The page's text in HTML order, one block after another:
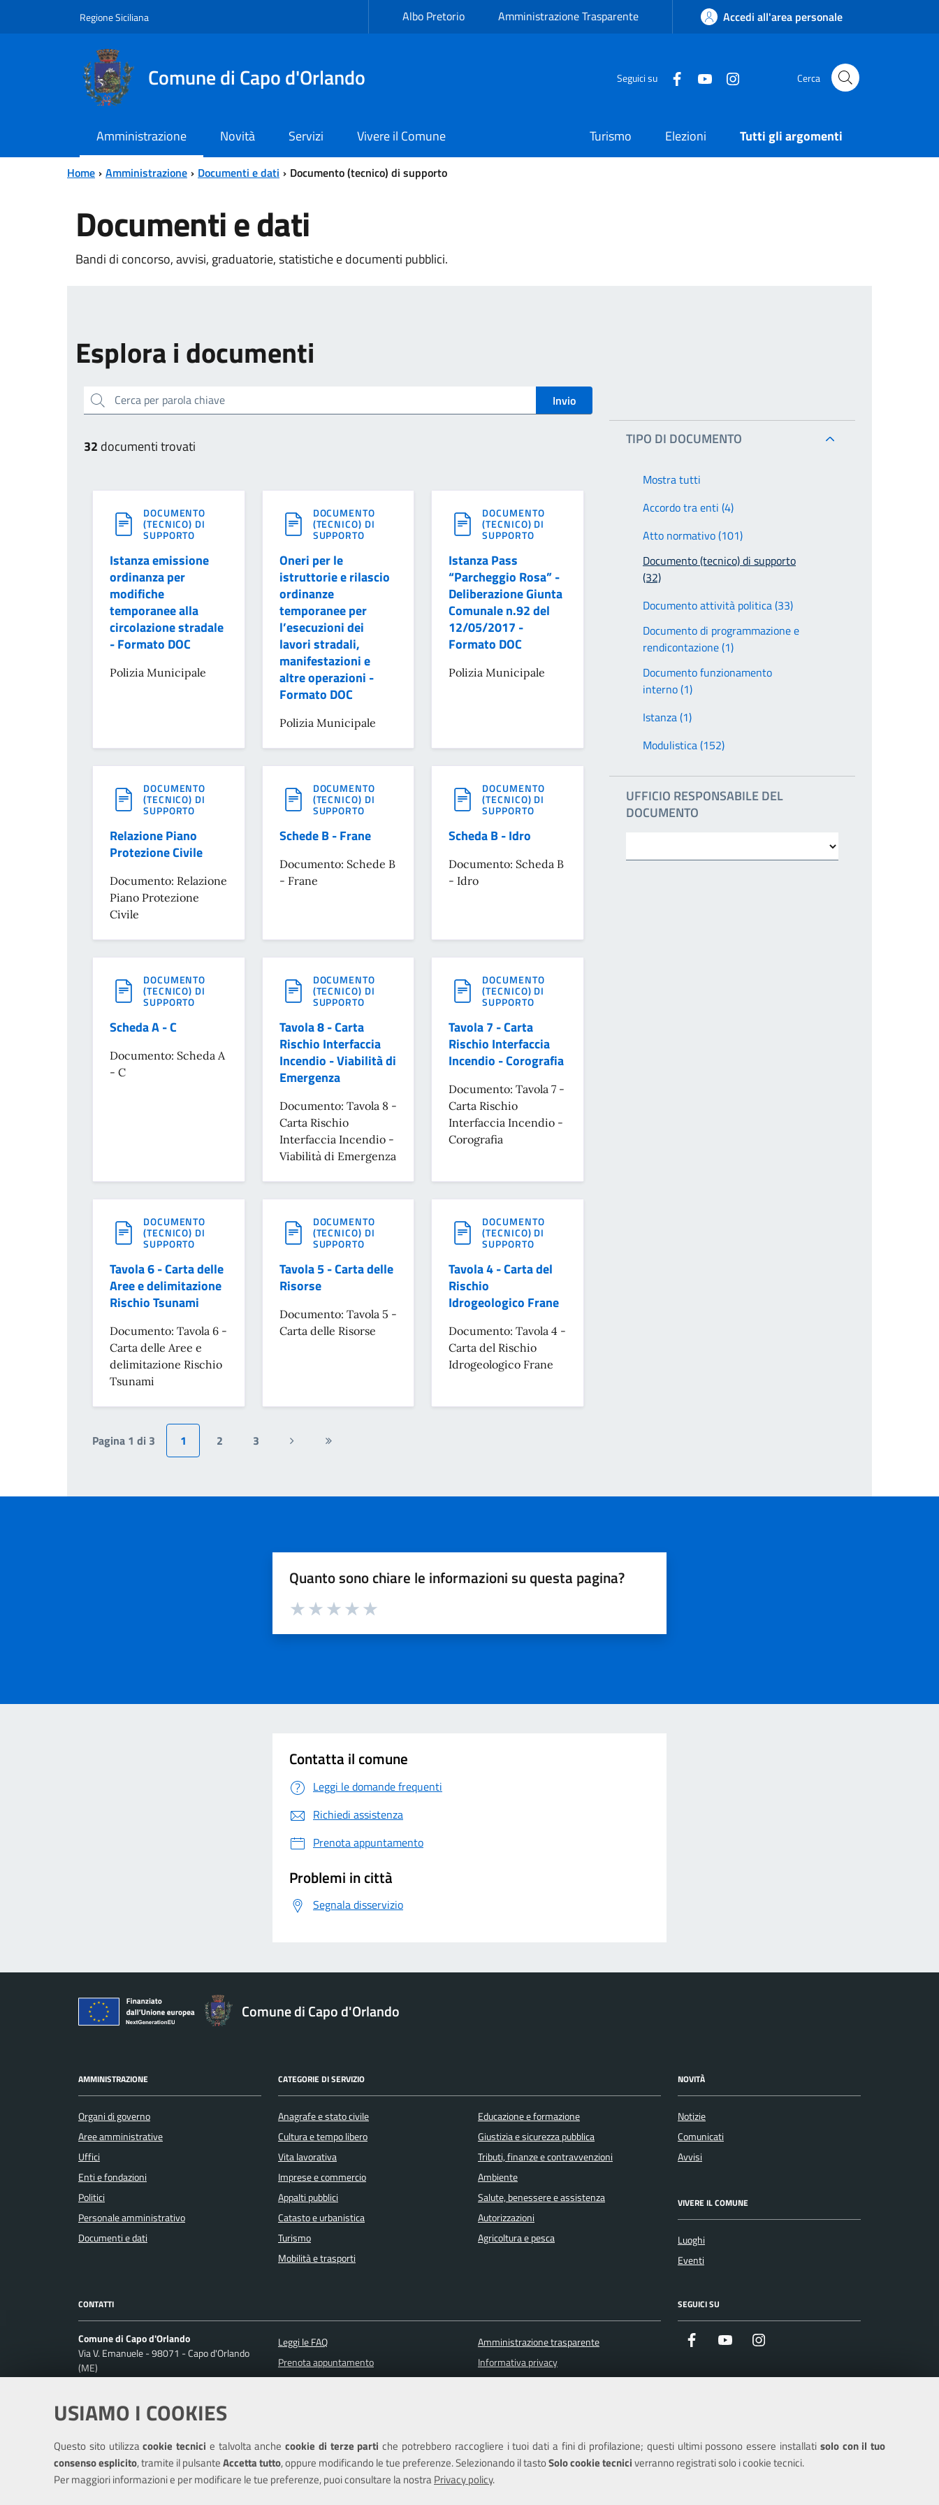
USIAMO I COOKIES
Questo sito utilizzacookie tecnici e talvolta anchecookie di terze parti che potrebbero raccogliere i tuoi dati a fini di profilazione; questi ultimi possono essere installati solo con il tuo
consenso esplicito, tramite il pulsanteAccetta tutto, oppure modificando le tue preferenze. Selezionando il tastoSolo cookie tecniciverranno registrati solo i cookie tecnici.
Per maggiori informazioni e per modificare le tue preferenze, puoi consultare la nostraPrivacy policy.
Regione Siciliana Albo Pretorio Amministrazione Trasparente Accedi all'area personale
Comune di Capo d'Orlando Seguici su Cerca
Amministrazione Novità Servizi Vivere il Comune Turismo Elezioni Tutti gli argomenti
Home Amministrazione Documenti e dati Documento (tecnico) di supporto
Documenti e dati
Bandi di concorso, avvisi, graduatorie, statistiche e documenti pubblici.
Esplora i documenti
Cerca per parola chiave
32 documenti trovati
DOCUMENTO
(TECNICO) DI
SUPPORTO
Istanza emissione
ordinanza per
modifiche
temporanee alla
circolazione stradale
- Formato DOC
Polizia Municipale
DOCUMENTO
(TECNICO) DI
SUPPORTO
Oneri per le
istruttorie e rilascio
ordinanze
temporanee per
l’esecuzioni dei
lavori stradali,
manifestazioni e
altre operazioni -
Formato DOC
Polizia Municipale
DOCUMENTO
(TECNICO) DI
SUPPORTO
Istanza Pass
“Parcheggio Rosa” -
Deliberazione Giunta
Comunale n.92 del
12/05/2017 -
Formato DOC
Polizia Municipale
DOCUMENTO
(TECNICO) DI
SUPPORTO
Relazione Piano
Protezione Civile
Documento: Relazione
Piano Protezione
Civile
DOCUMENTO
(TECNICO) DI
SUPPORTO
Schede B - Frane
Documento: Schede B
- Frane
DOCUMENTO
(TECNICO) DI
SUPPORTO
Scheda B - Idro
Documento: Scheda B
- Idro
DOCUMENTO
(TECNICO) DI
SUPPORTO
Scheda A - C
Documento: Scheda A
- C
DOCUMENTO
(TECNICO) DI
SUPPORTO
Tavola 8 - Carta
Rischio Interfaccia
Incendio - Viabilità di
Emergenza
Documento: Tavola 8 -
Carta Rischio
Interfaccia Incendio -
Viabilità di Emergenza
DOCUMENTO
(TECNICO) DI
SUPPORTO
Tavola 7 - Carta
Rischio Interfaccia
Incendio - Corografia
Documento: Tavola 7 -
Carta Rischio
Interfaccia Incendio -
Corografia
DOCUMENTO
(TECNICO) DI
SUPPORTO
Tavola 6 - Carta delle
Aree e delimitazione
Rischio Tsunami
Documento: Tavola 6 -
Carta delle Aree e
delimitazione Rischio
Tsunami
DOCUMENTO
(TECNICO) DI
SUPPORTO
Tavola 5 - Carta delle
Risorse
Documento: Tavola 5 -
Carta delle Risorse
DOCUMENTO
(TECNICO) DI
SUPPORTO
Tavola 4 - Carta del
Rischio
Idrogeologico Frane
Documento: Tavola 4 -
Carta del Rischio
Idrogeologico Frane
Pagina 1 di 3 1 2 3
Pagina
Ultima
TIPO DI DOCUMENTO
Mostra tutti
Accordo tra enti (4)
Atto normativo (101)
Documento (tecnico) di supporto
(32)
Documento attività politica (33)
Documento di programmazione e
rendicontazione (1)
Documento funzionamento
interno (1)
Istanza (1)
Modulistica (152)
UFFICIO RESPONSABILE DEL
DOCUMENTO
Quanto sono chiare le informazioni su questa pagina?
Contatta il comune
Leggi le domande frequenti
Richiedi assistenza
Prenota appuntamento
Problemi in città
Segnala disservizio
Comune di Capo d'Orlando
AMMINISTRAZIONE
Organi di governo
Aree amministrative
Uffici
Enti e fondazioni
Politici
Personale amministrativo
Documenti e dati
CATEGORIE DI SERVIZIO
Anagrafe e stato civile
Cultura e tempo libero
Vita lavorativa
Imprese e commercio
Appalti pubblici
Catasto e urbanistica
Turismo
Mobilità e trasporti
Educazione e formazione
Giustizia e sicurezza pubblica
Tributi, finanze e contravvenzioni
Ambiente
Salute, benessere e assistenza
Autorizzazioni
Agricoltura e pesca
NOVITÀ
Notizie
Comunicati
Avvisi
VIVERE IL COMUNE
Luoghi
Eventi
CONTATTI
Comune di Capo d'Orlando
Via V. Emanuele - 98071 - Capo d'Orlando
(ME)
Ufficio Relazioni con il Pubblico
protocollo@pec.comune.capodorlando.me.it
Centralino unico: +390941915111
Leggi le FAQ
Prenota appuntamento
Amministrazione trasparente
Informativa privacy
SEGUICI SU
Facebook Youtube